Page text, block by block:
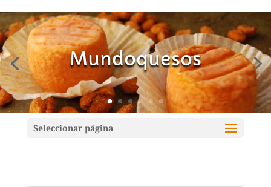
Mundoquesos
Seleccionar página